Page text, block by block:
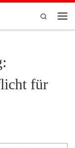
Search
für